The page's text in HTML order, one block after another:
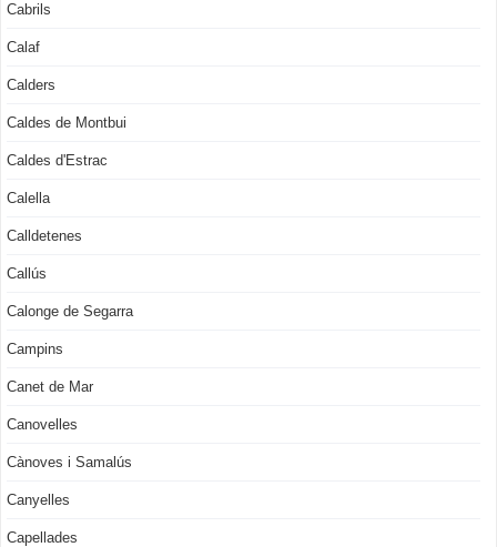
Cabrils
Calaf
Calders
Caldes de Montbui
Caldes d'Estrac
Calella
Calldetenes
Callús
Calonge de Segarra
Campins
Canet de Mar
Canovelles
Cànoves i Samalús
Canyelles
Capellades